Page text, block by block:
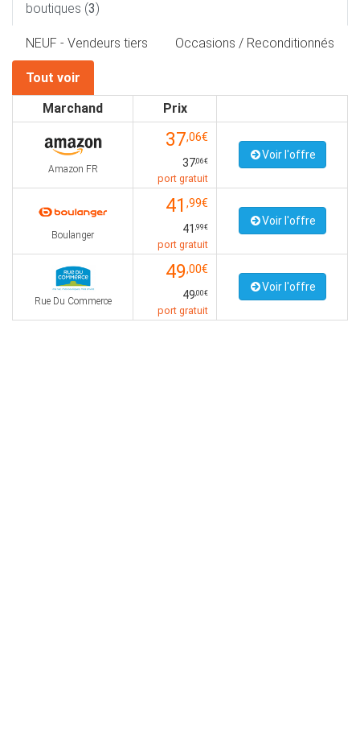
boutiques (3)
NEUF - Vendeurs tiers Occasions / Reconditionnés
Tout voir
Marchand
Prix
Amazon FR
37,06€
37,06€
port gratuit
Voir l'offre
Boulanger
41 ,99€
41 ,99€
port gratuit
Voir l'offre
Rue Du Commerce
49,00€
49,00€
port gratuit
Voir l'offre